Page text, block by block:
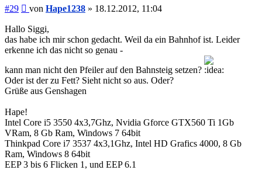
#29 Beitrag
von Hape1238 » 18.12.2012, 11:04
Hallo Siggi,
das habe ich mir schon gedacht. Weil da ein Bahnhof ist. Leider
erkenne ich das nicht so genau -
kann man nicht den Pfeiler auf den Bahnsteig setzen?
Oder ist der zu Fett? Sieht nicht so aus. Oder?
Grüße aus Genshagen
Hape!
Intel Core i5 3550 4x3,7Ghz, Nvidia Gforce GTX560 Ti 1Gb
VRam, 8 Gb Ram, Windows 7 64bit
Thinkpad Core i7 3537 4x3,1Ghz, Intel HD Grafics 4000, 8 Gb
Ram, Windows 8 64bit
EEP 3 bis 6 Flicken 1, und EEP 6.1